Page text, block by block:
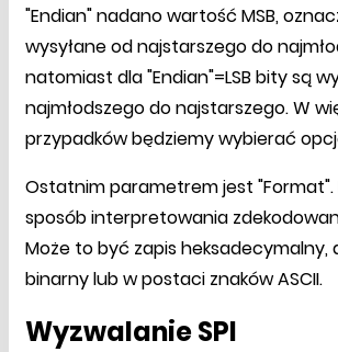
"Endian" nadano wartość MSB,
wysyłane od najstarszego do
natomiast dla "Endian"=LSB bity są
najmłodszego do najstarszego. W
przypadków będziemy wybierać
Ostatnim parametrem jest "Format".
sposób interpretowania
Może to być zapis heksadecymalny,
binarny lub w postaci znaków ASCII.
Wyzwalanie SPI